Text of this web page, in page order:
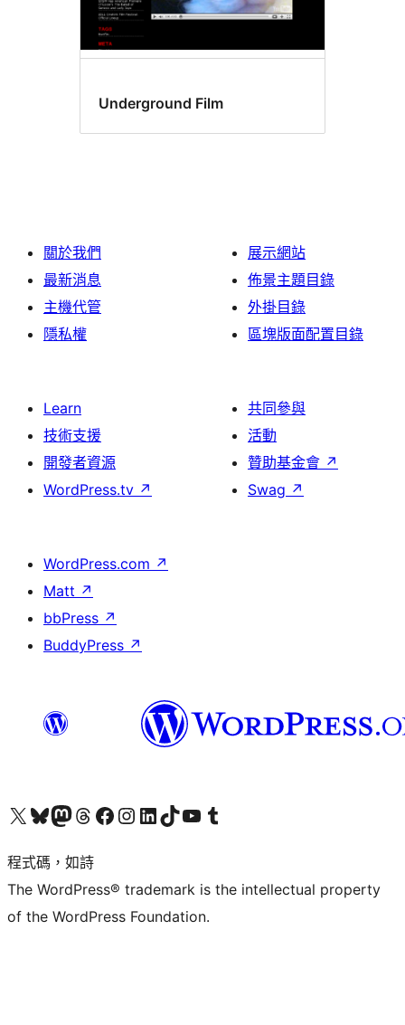
Underground Film
關於我們
最新消息
主機代管
隱私權
展示網站
佈景主題目錄
外掛目錄
區塊版面配置目錄
Learn
技術支援
開發者資源
WordPress.tv ↗
共同參與
活動
贊助基金會 ↗
Swag ↗
WordPress.com ↗
Matt ↗
bbPress ↗
BuddyPress ↗
查看我們的 X (之前的 Twitter) 帳號造訪我們的 Bluesky 帳號造訪我們的 Mastodon 帳號造訪我們的 Threads 帳號 造訪我們的 Facebook 粉絲專頁Visit our Instagram account
Visit our LinkedIn account
造訪我們的 TikTok 帳號Visit our YouTube channel
造訪我們的 Tumblr 帳號
程式碼，如詩
The WordPress® trademark is the intellectual property
of the WordPress Foundation.